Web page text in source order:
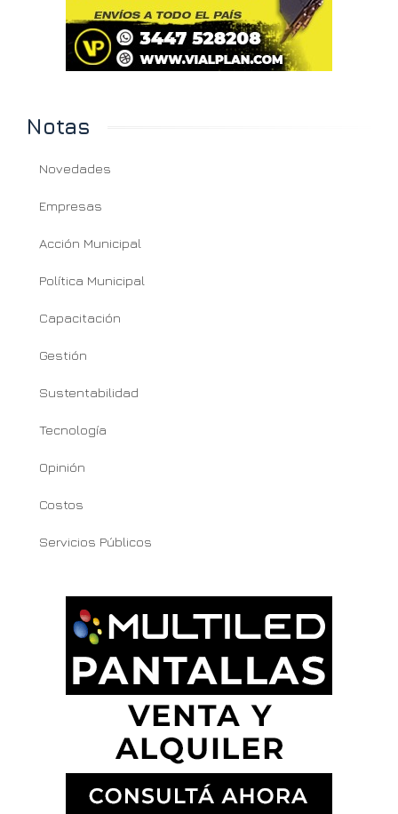
Notas
Novedades
Empresas
Acción Municipal
Política Municipal
Capacitación
Gestión
Sustentabilidad
Tecnología
Opinión
Costos
Servicios Públicos